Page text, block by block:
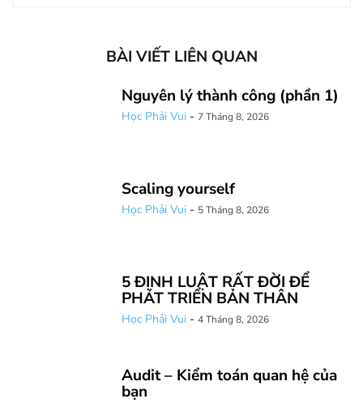
BÀI VIẾT LIÊN QUAN
Nguyên lý thành công (phần 1)
Học Phải Vui - 7 Tháng 8, 2026
Scaling yourself
Học Phải Vui - 5 Tháng 8, 2026
5 ĐỊNH LUẬT RẤT ĐỜI ĐỂ
PHÁT TRIỂN BẢN THÂN
Học Phải Vui - 4 Tháng 8, 2026
Audit – Kiểm toán quan hệ của
bạn